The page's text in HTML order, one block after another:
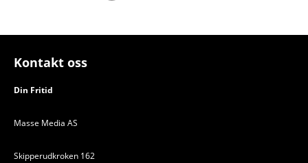
Kontakt oss
Din Fritid
Masse Media AS
Skipperudkroken 162